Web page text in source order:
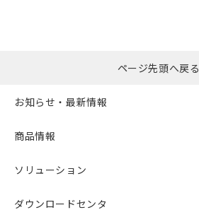
ページ先頭へ戻る
お知らせ・最新情報
商品情報
ソリューション
ダウンロードセンタ